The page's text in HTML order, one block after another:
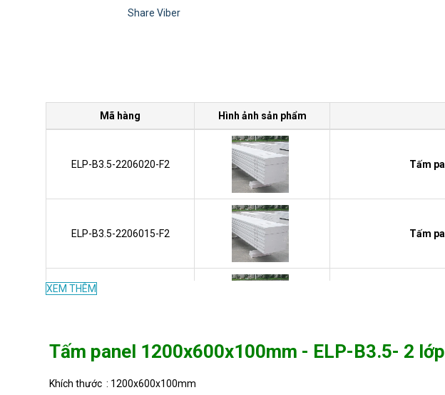
Share Viber
Mã hàng Hình ảnh sản phẩm
ELP-B3.5-2206020-F2 Tấm
ELP-B3.5-2206015-F2 Tấm
XEM THÊM
Tấm panel 1200x600x100mm - ELP-B3.5- 2
Khích thước : 1200x600x100mm